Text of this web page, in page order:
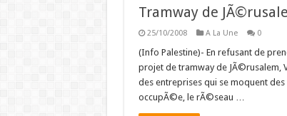
Tramway de
25/10/2008 A La Une 0
(Info Palestine)- En refusant de
projet de tramway de
des entreprises qui se moquent
occupÃ©e, le rÃ©seau …